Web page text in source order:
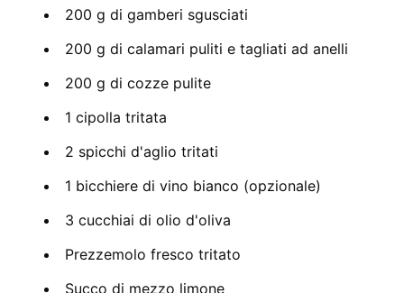
200 g di gamberi sgusciati
200 g di calamari puliti e tagliati ad anelli
200 g di cozze pulite
1 cipolla tritata
2 spicchi d'aglio tritati
1 bicchiere di vino bianco (opzionale)
3 cucchiai di olio d'oliva
Prezzemolo fresco tritato
Succo di mezzo limone